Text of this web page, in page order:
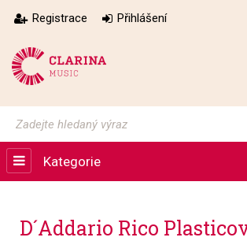
Registrace Přihlášení
Kategorie
D´Addario Rico